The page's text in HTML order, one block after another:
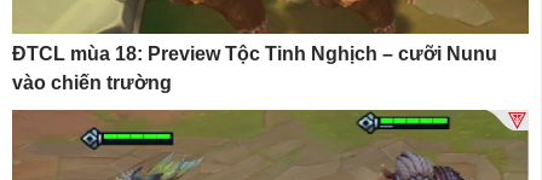
ĐTCL mùa 18: Preview Tộc Tinh Nghịch – cưỡi Nunu
vào chiến trường